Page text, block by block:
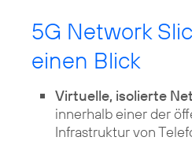
5G Network
einen Blick
Virtuelle, isolierte
innerhalb einer der
Infrastruktur von